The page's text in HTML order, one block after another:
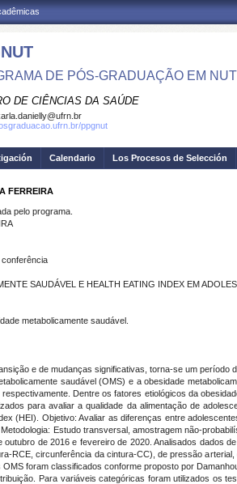
DE PÓS-GRADUAÇÃO EM
DE CIÊNCIAS DA SAÚDE
ppgnut
Calendario Los Procesos de Selección
FERREIRA
pelo programa.
SAUDÁVEL E HEALTH EATING INDEX EM
metabolicamente saudável.
e de mudanças significativas, torna-se um
saudável (OMS) e a obesidade
Dentre os fatores etiológicos da
para avaliar a qualidade da alimentação de
(HEI). Objetivo: Avaliar as diferenças entre
Estudo transversal, amostragem não-
de 2016 e fevereiro de 2020. Analisados dados
RCE, circunferência da cintura-CC), de pressão
foram classificados conforme proposto por
Para variáveis categóricas foram utilizados os